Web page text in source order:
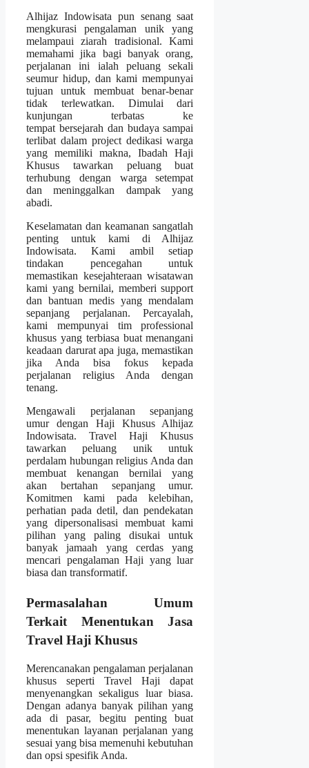
Alhijaz Indowisata pun senang saat
mengkurasi pengalaman unik yang
melampaui ziarah tradisional. Kami
memahami jika bagi banyak orang,
perjalanan ini ialah peluang sekali
seumur hidup, dan kami mempunyai
tujuan untuk membuat benar-benar
tidak terlewatkan. Dimulai dari
kunjungan terbatas ke
tempat bersejarah dan budaya sampai
terlibat dalam project dedikasi warga
yang memiliki makna, Ibadah Haji
Khusus tawarkan peluang buat
terhubung dengan warga setempat
dan meninggalkan dampak yang
abadi.
Keselamatan dan keamanan sangatlah
penting untuk kami di Alhijaz
Indowisata. Kami ambil setiap
tindakan pencegahan untuk
memastikan kesejahteraan wisatawan
kami yang bernilai, memberi support
dan bantuan medis yang mendalam
sepanjang perjalanan. Percayalah,
kami mempunyai tim professional
khusus yang terbiasa buat menangani
keadaan darurat apa juga, memastikan
jika Anda bisa fokus kepada
perjalanan religius Anda dengan
tenang.
Mengawali perjalanan sepanjang
umur dengan Haji Khusus Alhijaz
Indowisata. Travel Haji Khusus
tawarkan peluang unik untuk
perdalam hubungan religius Anda dan
membuat kenangan bernilai yang
akan bertahan sepanjang umur.
Komitmen kami pada kelebihan,
perhatian pada detil, dan pendekatan
yang dipersonalisasi membuat kami
pilihan yang paling disukai untuk
banyak jamaah yang cerdas yang
mencari pengalaman Haji yang luar
biasa dan transformatif.
Permasalahan Umum
Terkait Menentukan Jasa
Travel Haji Khusus
Merencanakan pengalaman perjalanan
khusus seperti Travel Haji dapat
menyenangkan sekaligus luar biasa.
Dengan adanya banyak pilihan yang
ada di pasar, begitu penting buat
menentukan layanan perjalanan yang
sesuai yang bisa memenuhi kebutuhan
dan opsi spesifik Anda.